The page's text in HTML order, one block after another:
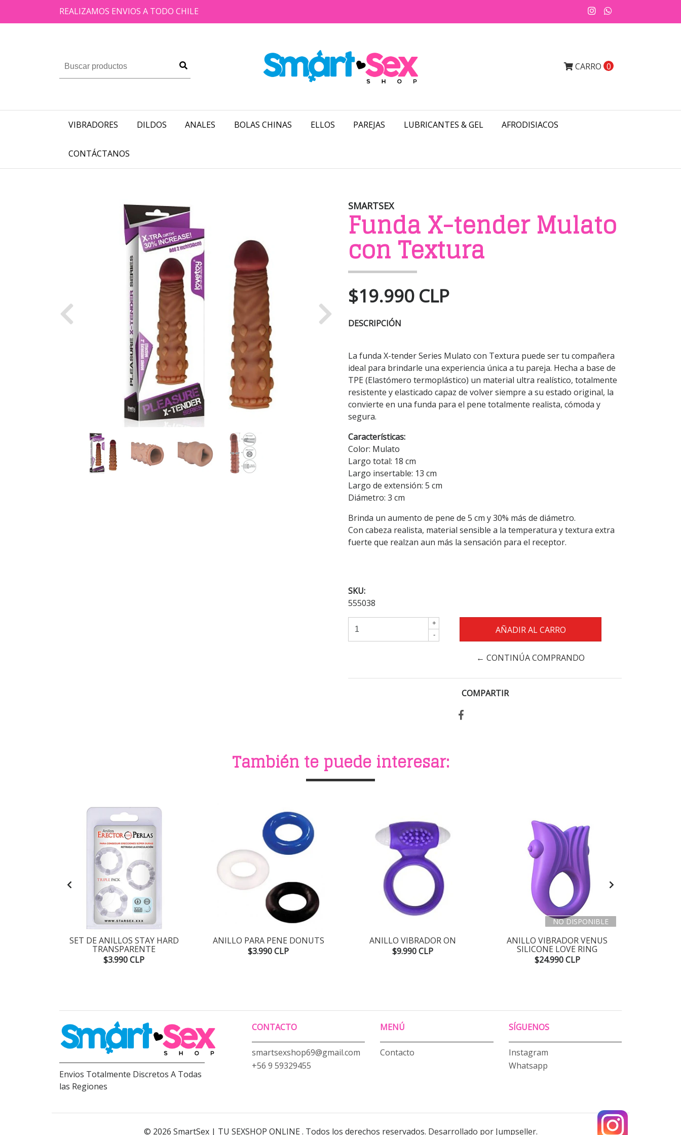
REALIZAMOS ENVIOS A TODO CHILE
CARRO 0
VIBRADORES DILDOS ANALES BOLAS CHINAS ELLOS PAREJAS LUBRICANTES & GEL AFRODISIACOS
CONTÁCTANOS
Previous Next
SMARTSEX
Funda X-tender Mulato
con Textura
$19.990 CLP
DESCRIPCIÓN
La funda X-tender Series Mulato con Textura puede ser tu compañera
ideal para brindarle una experiencia única a tu pareja. Hecha a base de
TPE (Elastómero termoplástico) un material ultra realístico, totalmente
resistente y elasticado capaz de volver siempre a su estado original, la
convierte en una funda para el pene totalmente realista, cómoda y
segura.
Características:
Color: Mulato
Largo total: 18 cm
Largo insertable: 13 cm
Largo de extensión: 5 cm
Diámetro: 3 cm
Brinda un aumento de pene de 5 cm y 30% más de diámetro.
Con cabeza realista, material sensible a la temperatura y textura extra
fuerte que realzan aun más la sensación para el receptor.
SKU:
555038
+
-
← CONTINÚA COMPRANDO
COMPARTIR
También te puede interesar:
SET DE ANILLOS STAY HARD
TRANSPARENTE
$3.990 CLP
ANILLO PARA PENE DONUTS
$3.990 CLP
ANILLO VIBRADOR ON
$9.990 CLP
NO DISPONIBLE
ANILLO VIBRADOR VENUS
SILICONE LOVE RING
$24.990 CLP
Envios Totalmente Discretos A Todas
las Regiones
CONTACTO
smartsexshop69@gmail.com
+56 9 59329455
MENÚ
Contacto
SÍGUENOS
Instagram
Whatsapp
© 2026 SmartSex | TU SEXSHOP ONLINE . Todos los derechos reservados. Desarrollado por Jumpseller.